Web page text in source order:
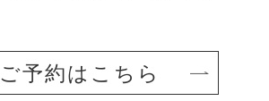
ご予約はこちら